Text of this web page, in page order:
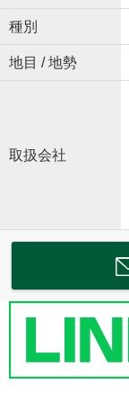
種別
地目 / 地勢
取扱会社